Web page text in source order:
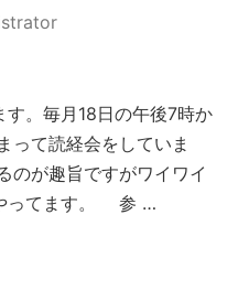
。毎月18日の午後7時か
て読経会をしていま
が趣旨ですがワイワイ
ってます。 参 …